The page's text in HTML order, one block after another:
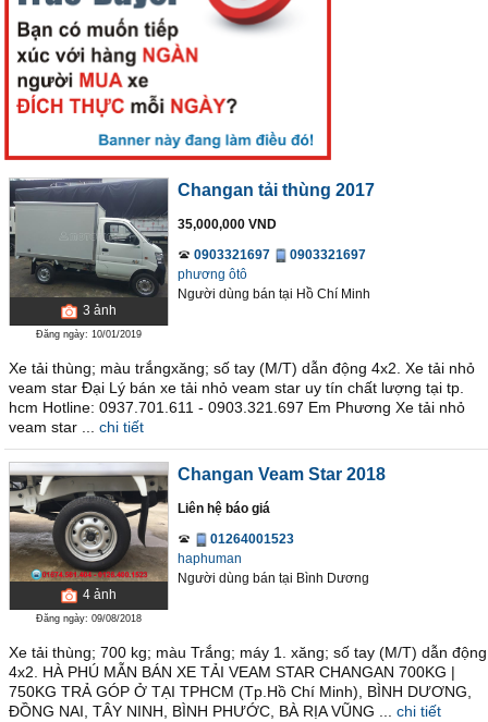
3 ảnh
Đăng ngày: 10/01/2019
Changan tải thùng 2017
35,000,000 VND
0903321697
0903321697
phương ôtô
Người dùng bán tại Hồ Chí Minh
Xe tải thùng; màu trắngxăng; số tay (M/T) dẫn động 4x2. Xe tải nhỏ
veam star Đại Lý bán xe tải nhỏ veam star uy tín chất lượng tại tp.
hcm Hotline: 0937.701.611 - 0903.321.697 Em Phương Xe tải nhỏ
veam star ...
chi tiết
4 ảnh
Đăng ngày: 09/08/2018
Changan Veam Star 2018
Liên hệ báo giá
01264001523
haphuman
Người dùng bán tại Bình Dương
Xe tải thùng; 700 kg; màu Trắng; máy 1. xăng; số tay (M/T) dẫn động
4x2. HÀ PHÚ MẪN BÁN XE TẢI VEAM STAR CHANGAN 700KG |
750KG TRẢ GÓP Ở TẠI TPHCM (Tp.Hồ Chí Minh), BÌNH DƯƠNG,
ĐỒNG NAI, TÂY NINH, BÌNH PHƯỚC, BÀ RỊA VŨNG ...
chi tiết